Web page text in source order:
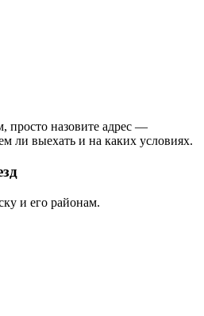
просто назовите адрес —
ли выехать и на каких условиях.
и его районам.